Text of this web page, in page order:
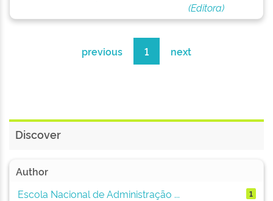
(Editora)
previous 1 next
Discover
Author
Escola Nacional de Administração ...
1